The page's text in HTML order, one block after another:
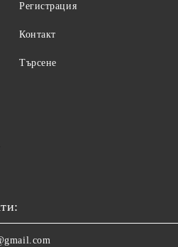
Регистрация
Контакт
Търсене